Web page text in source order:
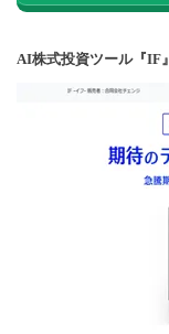
AI株式投資ツール『IF』